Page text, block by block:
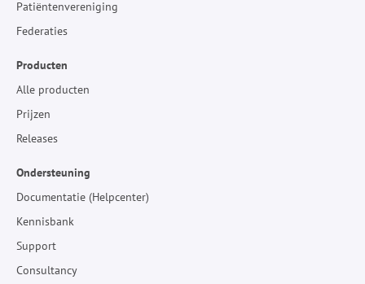
Patiëntenvereniging
Federaties
Producten
Alle producten
Prijzen
Releases
Ondersteuning
Documentatie (Helpcenter)
Kennisbank
Support
Consultancy